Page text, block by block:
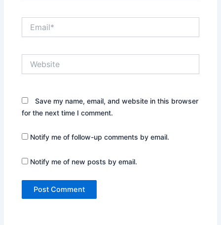
Save my name, email, and website in this browser
for the next time I comment.
Notify me of follow-up comments by email.
Notify me of new posts by email.